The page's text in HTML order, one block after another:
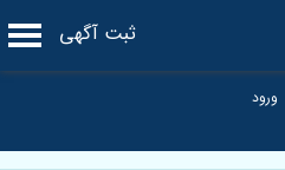
ثبت آگهی